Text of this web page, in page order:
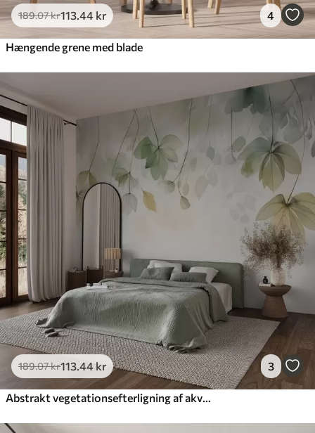
189.07kr113 .44 kr 4
Hængende grene med blade
189.07kr113 .44 kr 3